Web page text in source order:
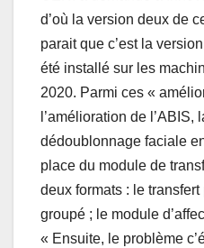
d’où la version deux de
parait que c’est la
été installé sur les
2020. Parmi ces «
l’amélioration de l’ABIS,
dédoublonnage faciale
place du module de
deux formats : le
groupé ; le module
« Ensuite, le problème